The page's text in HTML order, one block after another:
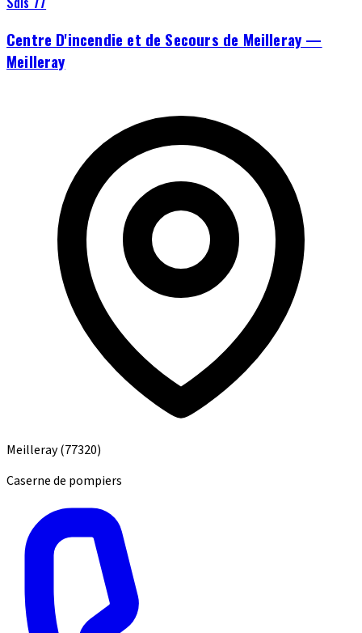
Centre D'incendie et de Secours de Meilleray —
Meilleray
Meilleray(77320)
Caserne de pompiers